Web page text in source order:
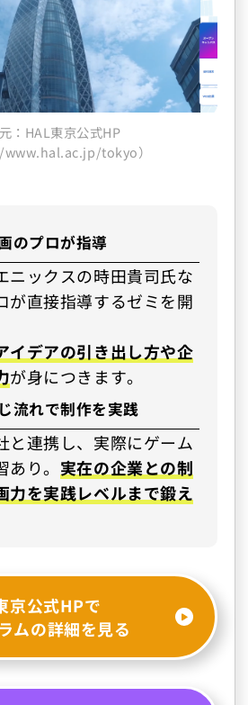
：HAL東京公式HP
www.hal.ac.jp/tokyo）
のプロが指導
ニックスの時田貴司氏な
が直接指導するゼミを開
イデアの引き出し方や企
が身につきます。
流れで制作を実践
と連携し、実際にゲーム
り。 実在の企業との制
力を実践レベルまで鍛え
京公式HPで
ムの詳細を見る